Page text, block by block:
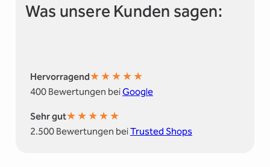
Was unsere Kunden sagen:
Hervorragend★★★★★
400 Bewertungen beiGoogle
Sehr gut★★★★★
2.500 Bewertungen beiTrusted Shops